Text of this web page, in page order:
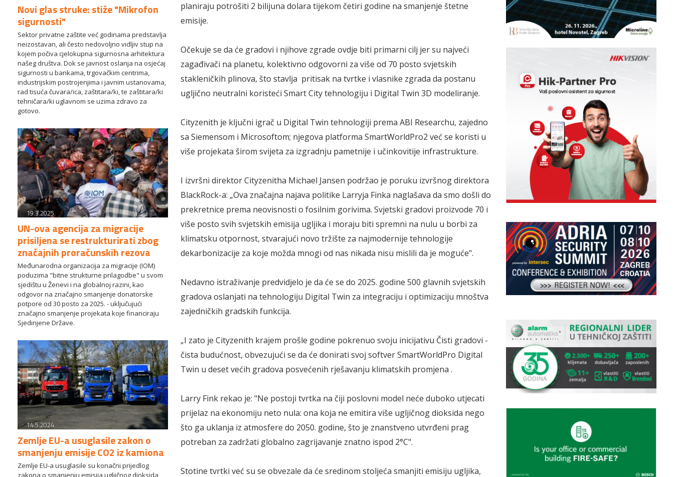
Novi glas struke: stiže "Mikrofon
sigurnosti"
Sektor privatne zaštite već godinama predstavlja
neizostavan, ali često nedovoljno vidljiv stup na
kojem počiva cjelokupna sigurnosna arhitektura
našeg društva. Dok se javnost oslanja na osjećaj
sigurnosti u bankama, trgovačkim centrima,
industrijskim postrojenjima i javnim ustanovama,
rad tisuća čuvara/ica, zaštitara/ki, te zaštitara/ki
tehničara/ki uglavnom se uzima zdravo za
gotovo.
19.3.2025.
UN-ova agencija za migracije
prisiljena se restrukturirati zbog
značajnih proračunskih rezova
Međunarodna organizacija za migracije (IOM)
poduzima "bitne strukturne prilagodbe" u svom
sjedištu u Ženevi i na globalnoj razini, kao
odgovor na značajno smanjenje donatorske
potpore od 30 posto za 2025. - uključujući
značajno smanjenje projekata koje financiraju
Sjedinjene Države.
14.5.2024.
Zemlje EU-a usuglasile zakon o
smanjenju emisije CO2 iz kamiona
Zemlje EU-a usuglasile su konačni prijedlog
zakona o smanjenju emisija ugljičnog dioksida
planiraju potrošiti 2 bilijuna dolara tijekom četiri godine na smanjenje štetne
emisije.
Očekuje se da će gradovi i njihove zgrade ovdje biti primarni cilj jer su najveći
zagađivači na planetu, kolektivno odgovorni za više od 70 posto svjetskih
stakleničkih plinova, što stavlja pritisak na tvrtke i vlasnike zgrada da postanu
ugljično neutralni koristeći Smart City tehnologiju i Digital Twin 3D modeliranje.
Cityzenith je ključni igrač u Digital Twin tehnologiji prema ABI Researchu, zajedno
sa Siemensom i Microsoftom; njegova platforma SmartWorldPro2 već se koristi u
više projekata širom svijeta za izgradnju pametnije i učinkovitije infrastrukture.
I izvršni direktor Cityzenitha Michael Jansen podržao je poruku izvršnog direktora
BlackRock-a: „Ova značajna najava politike Larryja Finka naglašava da smo došli do
prekretnice prema neovisnosti o fosilnim gorivima. Svjetski gradovi proizvode 70 i
više posto svih svjetskih emisija ugljika i moraju biti spremni na nulu u borbi za
klimatsku otpornost, stvarajući novo tržište za najmodernije tehnologije
dekarbonizacije za koje možda mnogi od nas nikada nisu mislili da je moguće".
Nedavno istraživanje predvidjelo je da će se do 2025. godine 500 glavnih svjetskih
gradova oslanjati na tehnologiju Digital Twin za integraciju i optimizaciju mnoštva
zajedničkih gradskih funkcija.
„I zato je Cityzenith krajem prošle godine pokrenuo svoju inicijativu Čisti gradovi -
čista budućnost, obvezujući se da će donirati svoj softver SmartWorldPro Digital
Twin u deset većih gradova posvećenih rješavanju klimatskih promjena .
Larry Fink rekao je: "Ne postoji tvrtka na čiji poslovni model neće duboko utjecati
prijelaz na ekonomiju neto nula: ona koja ne emitira više ugljičnog dioksida nego
što ga uklanja iz atmosfere do 2050. godine, što je znanstveno utvrđeni prag
potreban za zadržati globalno zagrijavanje znatno ispod 2°C".
Stotine tvrtki već su se obvezale da će sredinom stoljeća smanjiti emisiju ugljika,